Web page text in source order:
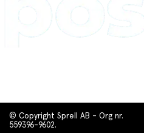
© Copyright Sprell AB - Org nr.
559396-9602.